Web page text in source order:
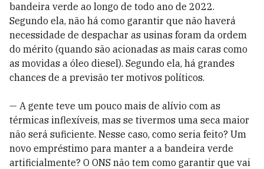
bandeira verde ao longo de todo ano de 2022.
Segundo ela, não há como garantir que não haverá
necessidade de despachar as usinas foram da ordem
do mérito (quando são acionadas as mais caras como
as movidas a óleo diesel). Segundo ela, há grandes
chances de a previsão ter motivos políticos.
— A gente teve um pouco mais de alívio com as
térmicas inflexíveis, mas se tivermos uma seca maior
não será suficiente. Nesse caso, como seria feito? Um
novo empréstimo para manter a a bandeira verde
artificialmente? O ONS não tem como garantir que vai